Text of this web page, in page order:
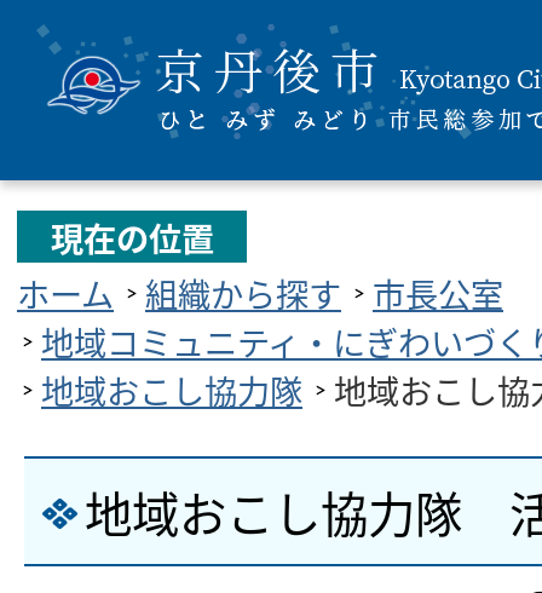
現在の位置
ホーム
組織から探す
市長公室
地域コミュニティ・にぎわいづく
地域おこし協力隊
地域おこし
地域おこし協力隊